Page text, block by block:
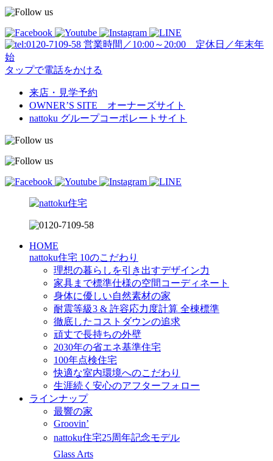
営業時間／10:00～20:00 定休日／年末年
始
タップで電話をかける
来店・見学予約
OWNER’S SITE オーナーズサイト
nattoku グループコーポレートサイト
HOME
nattoku住宅 10のこだわり
理想の暮らしを引き出すデザイン力
家具まで標準仕様の空間コーディネート
身体に優しい自然素材の家
耐震等級3 & 許容応力度計算 全棟標準
徹底したコストダウンの追求
頑丈で長持ちの外壁
2030年の省エネ基準住宅
100年点検住宅
快適な室内環境へのこだわり
生涯続く安心のアフターフォロー
ラインナップ
最響の家
Groovin’
nattoku住宅25周年記念モデル
Glass Arts